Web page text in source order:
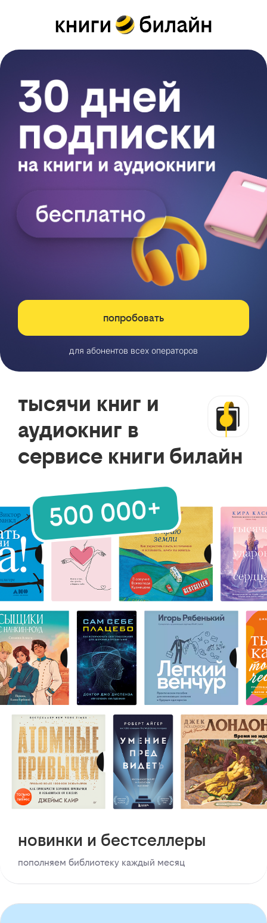
попробовать
для абонентов всех операторов
тысячи книг и
аудиокниг в
сервисе книги билайн
новинки и бестселлеры
пополняем библиотеку каждый месяц